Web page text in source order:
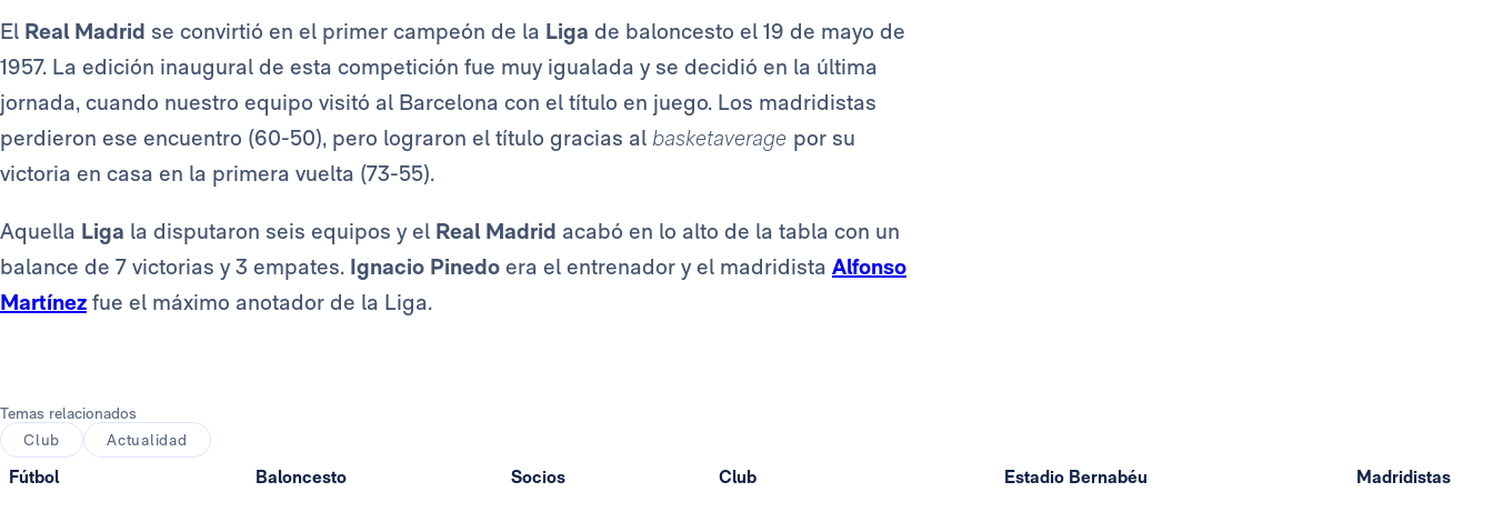
El Real Madrid se convirtió en el primer campeón de la Liga de baloncesto el 19 de mayo de
1957. La edición inaugural de esta competición fue muy igualada y se decidió en la última
jornada, cuando nuestro equipo visitó al Barcelona con el título en juego. Los madridistas
perdieron ese encuentro (60-50), pero lograron el título gracias al basketaverage por su
victoria en casa en la primera vuelta (73-55).
Aquella Liga la disputaron seis equipos y el Real Madrid acabó en lo alto de la tabla con un
balance de 7 victorias y 3 empates. Ignacio Pinedo era el entrenador y el madridista Alfonso
Martínez fue el máximo anotador de la Liga.
Temas relacionados
Club
Actualidad
Fútbol Baloncesto Socios Club Estadio Bernabéu Madridistas